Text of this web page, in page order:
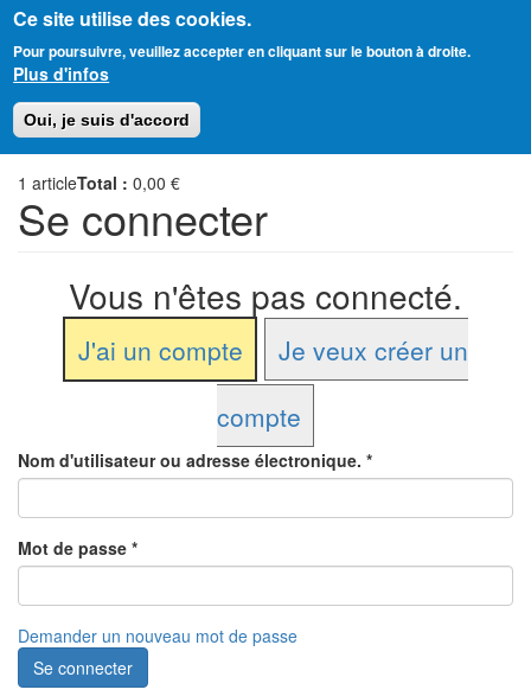
Ce site utilise des cookies.
Pour poursuivre, veuillez accepter en cliquant sur le bouton à droite.
Plus d'infos
Oui, je suis d'accord
au
contenu
principal
Amitié Judéo-Chrétienne de France
1 articleTotal : 0,00 €
Se connecter
Vous n'êtes pas connecté.
J'ai un compte
Je veux créer un
compte
Nom d'utilisateur ou adresse électronique. *
Mot de passe *
Demander un nouveau mot de passe
Se connecter